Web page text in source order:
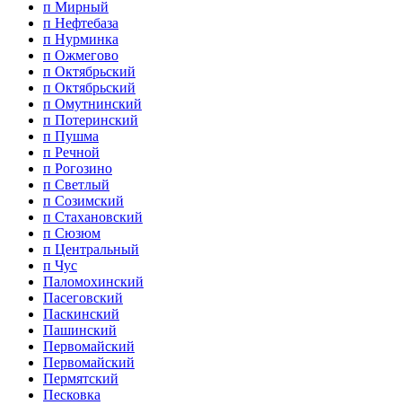
п Мирный
п Нефтебаза
п Нурминка
п Ожмегово
п Октябрьский
п Октябрьский
п Омутнинский
п Потеринский
п Пушма
п Речной
п Рогозино
п Светлый
п Созимский
п Стахановский
п Сюзюм
п Центральный
п Чус
Паломохинский
Пасеговский
Паскинский
Пашинский
Первомайский
Первомайский
Пермятский
Песковка